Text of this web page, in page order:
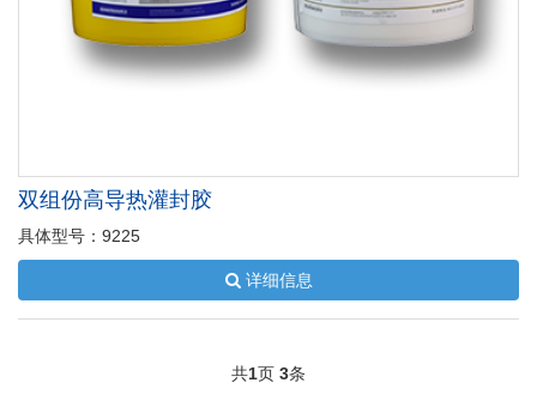
双组份高导热灌封胶
具体型号：9225
详细信息
共1页 3条